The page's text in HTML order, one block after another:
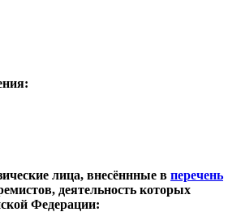
лица, внесённные в перечень
деятельность которых
Федерации: